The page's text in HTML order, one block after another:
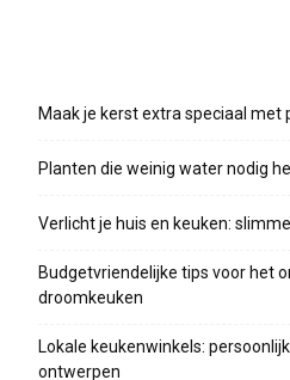
Maak je kerst extra speciaal met
Planten die weinig water nodig
Verlicht je huis en keuken:
Budgetvriendelijke tips voor het
droomkeuken
Lokale keukenwinkels:
ontwerpen